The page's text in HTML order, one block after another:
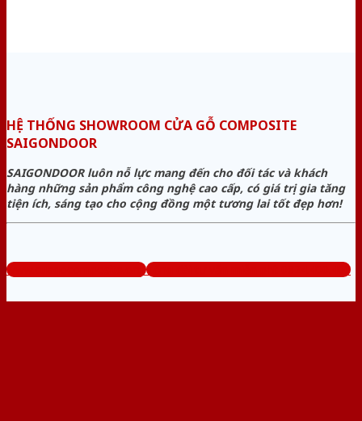
HỆ THỐNG SHOWROOM CỬA GỖ COMPOSITE
SAIGONDOOR
SAIGONDOOR luôn nỗ lực mang đến cho đối tác và khách
hàng những sản phẩm công nghệ cao cấp, có giá trị gia tăng
tiện ích, sáng tạo cho cộng đồng một tương lai tốt đẹp hơn!
www.cuagocomposite.org Tổng đài tư vấn miễn phí: 0824.400.400